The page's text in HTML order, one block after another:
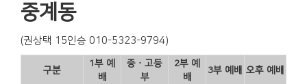
중계동
(권상택 15인승 010-5323-9794)
구분
1부 예
배
중ㆍ고등
부
2부 예
배
3부 예배 오후 예배